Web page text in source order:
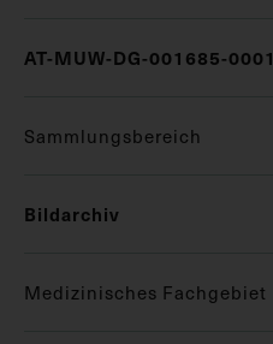
AT-MUW-DG-001685-0001
Sammlungsbereich
Bildarchiv
Medizinisches Fachgebiet